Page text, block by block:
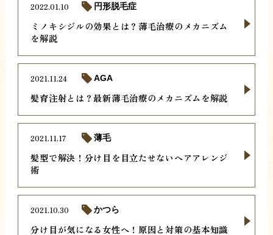
ミノキシジルの効果とは？薄毛治療のメカニズム
を解説
2022.01.10 円形脱毛症
髪育注射とは？最新薄毛治療のメカニズムを解説
2021.11.24 AGA
髪型で解決！分け目を目立たせないヘアアレンジ
術
2021.11.17 薄毛
分け目が気になる女性へ！原因と対策の基本知識
2021.10.30 かつら